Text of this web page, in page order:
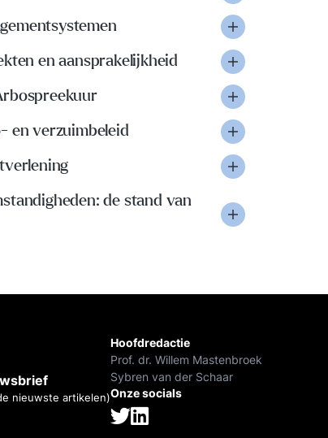
en aansprakelijkheid
en verzuimbeleid
de stand van
nieuwste artikelen)
Hoofdredactie
Prof. dr. Willem Mastenbroek
Sybren van der Schaar
Onze socials